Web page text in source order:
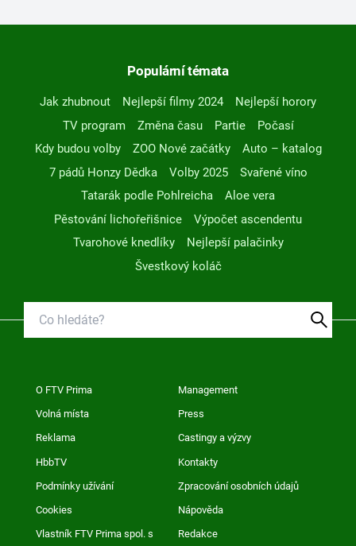
Populární témata
Jak zhubnout Nejlepší filmy 2024
Nejlepší horory
TV program
Změna času Partie
Počasí
Kdy budou volby
ZOO Nové začátky
Auto – katalog
7 pádů Honzy Dědka
Volby 2025
Svařené víno
Tatarák podle Pohlreicha
Aloe vera
Pěstování lichořeřišnice
Výpočet ascendentu
Tvarohové knedlíky
Nejlepší palačinky
Švestkový koláč
O FTV Prima Management
Volná místa Press
Reklama Castingy a výzvy
HbbTV Kontakty
Podmínky užívání Zpracování osobních údajů
Cookies Nápověda
Vlastník FTV Prima spol. s
Redakce